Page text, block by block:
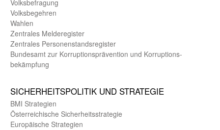
Volks­befragung
Volks­begehren
Wahlen
Zentrales Melde­register
Zentrales Personen­stands­register
Bundes­amt zur Korrup­tions­prävention und Korrup­tions­
bekämpfung
SICHER­HEITS­POLITIK UND STRATEGIE
BMI Strategien
Öster­reichische Sicherheits­strategie
Europäische Strategien